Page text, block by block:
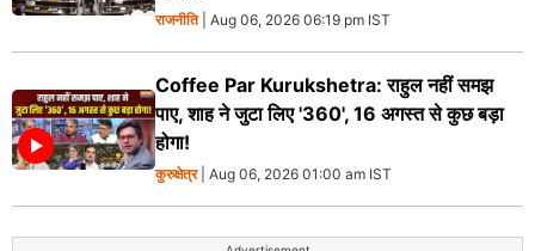
राजनीति| Aug 06, 2026 06:19 pm IST
Coffee Par Kurukshetra: राहुल नहीं समझ
पाए, शाह ने जुटा लिए '360', 16 अगस्त से कुछ बड़ा
होगा!
कुरुक्षेत्र| Aug 06, 2026 01:00 am IST